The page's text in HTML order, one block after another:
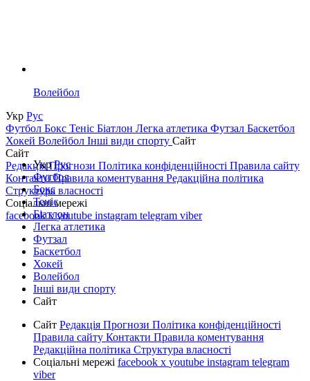
Волейбол
Укр Рус
Футбол Бокс Теніс Біатлон Легка атлетика Футзал Баскетбол
Хокей Волейбол Інші види спорту Сайт
Сайт
РедакціяПрогнози Політика конфіденційності Правила сайту
КонтактиПравила коментування Редакційна політика
Структура власності
Соціальні мережі
facebookxyoutube instagram telegram viber
УкрРус
Футбол
Бокс
Теніс
Біатлон
Легка атлетика
Футзал
Баскетбол
Хокей
Волейбол
Інші види спорту
Сайт
Сайт Редакція Прогнози Політика конфіденційності
Правила сайту Контакти Правила коментування
Редакційна політика Структура власності
Соціальні мережі facebook x youtube instagram telegram
viber